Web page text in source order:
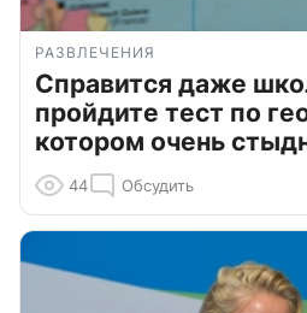
РАЗВЛЕЧЕНИЯ
Справится даже
пройдите тест по
котором очень
44 Обсудить